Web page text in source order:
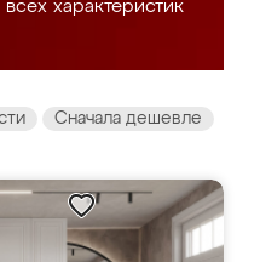
характеристик
Сначала дешевле